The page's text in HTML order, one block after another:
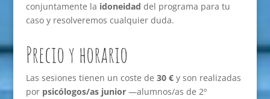
conjuntamente la idoneidad del programa para tu
caso y resolveremos cualquier duda.
Precio y horario
Las sesiones tienen un coste de 30 €y son realizadas
por psicólogos/as junior—alumnos/as de 2º